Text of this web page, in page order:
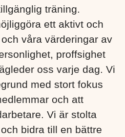
träning.
ett aktivt och
våra värderingar av
proffsighet
oss varje dag. Vi
med stort fokus
och att
Vi är stolta
bidra till en bättre